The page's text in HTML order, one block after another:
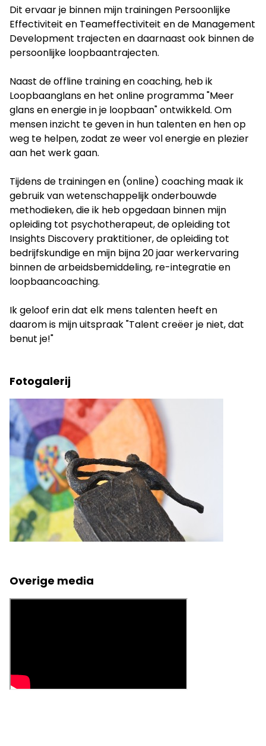
Dit ervaar je binnen mijn trainingen Persoonlijke
Effectiviteit en Teameffectiviteit en de Management
Development trajecten en daarnaast ook binnen de
persoonlijke loopbaantrajecten.
Naast de offline training en coaching, heb ik
Loopbaanglans en het online programma "Meer
glans en energie in je loopbaan" ontwikkeld. Om
mensen inzicht te geven in hun talenten en hen op
weg te helpen, zodat ze weer vol energie en plezier
aan het werk gaan.
Tijdens de trainingen en (online) coaching maak ik
gebruik van wetenschappelijk onderbouwde
methodieken, die ik heb opgedaan binnen mijn
opleiding tot psychotherapeut, de opleiding tot
Insights Discovery praktitioner, de opleiding tot
bedrijfskundige en mijn bijna 20 jaar werkervaring
binnen de arbeidsbemiddeling, re-integratie en
loopbaancoaching.
Ik geloof erin dat elk mens talenten heeft en
daarom is mijn uitspraak "Talent creëer je niet, dat
benut je!"
Fotogalerij
Overige media